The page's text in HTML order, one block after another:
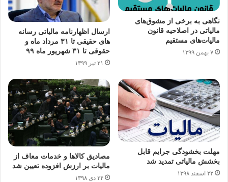
نگاهی به برخی از مشوق‌های
مالياتی در اصلاحيه قانون
ماليات‌های مستقيم
۷ بهمن ۱۳۹۹
ارسال اظهارنامه مالیاتی رسانه
های حقیقی تا ۳۱ مرداد ماه و
حقوقی تا ۳۱ شهریور ماه ۹۹
۲۱ تیر ۱۳۹۹
مهلت بخشودگی جرایم قابل
بخشش مالیاتی تمدید شد
۲۲ اسفند ۱۳۹۸
مصادیق کالاها و خدمات معاف از
مالیات بر ارزش افزوده تعیین شد
۲۴ دی ۱۳۹۸